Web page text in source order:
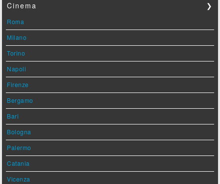
Cinema ❯
Roma
Milano
Torino
Napoli
Firenze
Bergamo
Bari
Bologna
Palermo
Catania
Vicenza